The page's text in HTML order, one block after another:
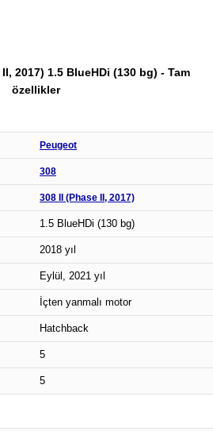
2017) 1.5 BlueHDi (130 bg) - Tam
özellikler
Peugeot
308
308 II (Phase II, 2017)
1.5 BlueHDi (130 bg)
2018 yıl
Eylül, 2021 yıl
İçten yanmalı motor
Hatchback
5
5